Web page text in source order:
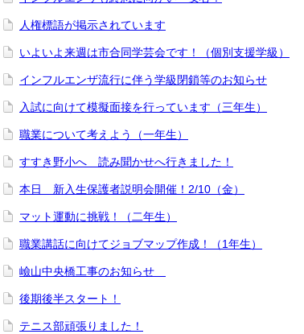
人権標語が掲示されています
いよいよ来週は市合同学芸会です！（個別支援学級）
インフルエンザ流行に伴う学級閉鎖等のお知らせ
入試に向けて模擬面接を行っています（三年生）
職業について考えよう（一年生）
すすき野小へ 読み聞かせへ行きました！
本日 新入生保護者説明会開催！2/10（金）
マット運動に挑戦！（二年生）
職業講話に向けてジョブマップ作成！（1年生）
嶮山中央橋工事のお知らせ
後期後半スタート！
テニス部頑張りました！